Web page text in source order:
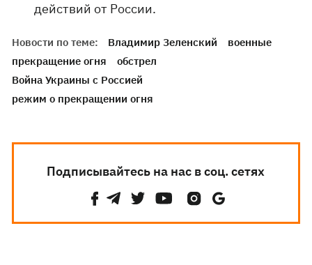
действий от России.
Новости по теме: Владимир Зеленский
военные
прекращение огня
обстрел
Война Украины с Россией
режим о прекращении огня
Подписывайтесь на нас в соц. сетях